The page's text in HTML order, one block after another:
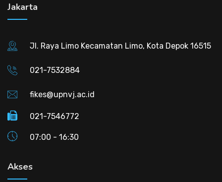
Jakarta
Jl. Raya Limo Kecamatan Limo, Kota Depok 16515
021-7532884
fikes@upnvj.ac.id
021-7546772
07:00 - 16:30
Akses